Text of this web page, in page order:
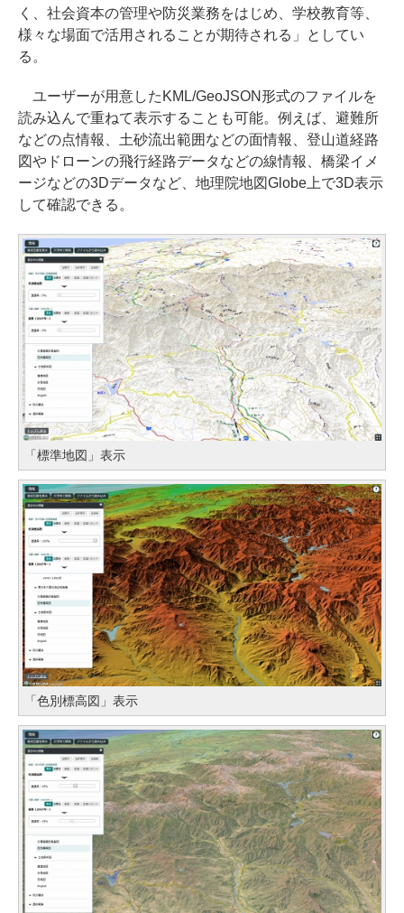
く、社会資本の管理や防災業務をはじめ、学校教育等、
様々な場面で活用されることが期待される」としてい
る。
ユーザーが用意したKML/GeoJSON形式のファイルを
読み込んで重ねて表示することも可能。例えば、避難所
などの点情報、土砂流出範囲などの面情報、登山道経路
図やドローンの飛行経路データなどの線情報、橋梁イメ
ージなどの3Dデータなど、地理院地図Globe上で3D表示
して確認できる。
「標準地図」表示
「色別標高図」表示